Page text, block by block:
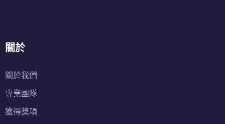
關於
關於我們
專業團隊
獲得獎項